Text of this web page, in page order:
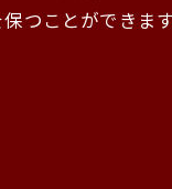
つことができま